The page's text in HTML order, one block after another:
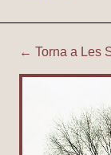
← Torna a Les